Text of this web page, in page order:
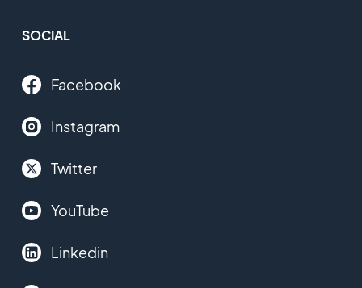
SOCIAL
Facebook
Instagram
Twitter
YouTube
Linkedin